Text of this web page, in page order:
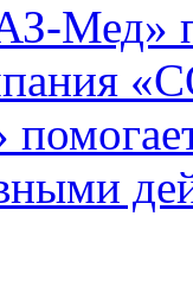
Мед»